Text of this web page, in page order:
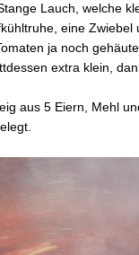
Lauch, welche
eine Zwiebel
ja noch
extra klein,
aus 5 Eiern, Mehl